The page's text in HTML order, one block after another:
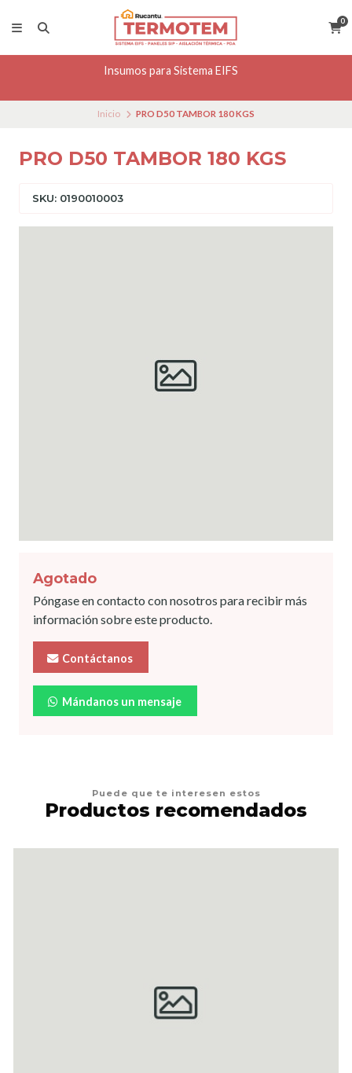
0
Insumos para Sistema EIFS
Inicio PRO D50 TAMBOR 180 KGS
PRO D50 TAMBOR 180 KGS
SKU: 0190010003
Agotado
Póngase en contacto con nosotros para recibir más
información sobre este producto.
Contáctanos
Mándanos un mensaje
Puede que te interesen estos
Productos recomendados